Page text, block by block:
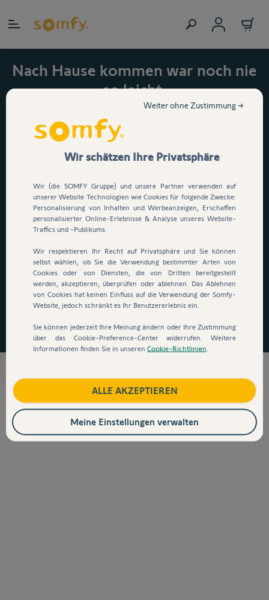
Nach Hause kommen war noch nie
so leicht.
Jetzt 15 % auf den
automatischen
Garagentorantrieb Serenia
Dein Garagentor öffnet per
Knopfdruck, App oder
Sprachsteuerung
durchfahren, ganz ohne
auszusteigen!*
Wir schätzen Ihre Privatsphäre
Wir (die SOMFY Gruppe) und unsere Partner verwenden auf
unserer Website Technologien wie Cookies für folgende Zwecke:
Personalisierung von Inhalten und Werbeanzeigen, Erschaffen
personalisierter Online-Erlebnisse & Analyse unseres Website-
Traffics und -Publikums.
Wir respektieren Ihr Recht auf Privatsphäre und Sie können
selbst wählen, ob Sie die Verwendung bestimmter Arten von
Cookies oder von Diensten, die von Dritten bereitgestellt
werden, akzeptieren, überprüfen oder ablehnen. Das Ablehnen
von Cookies hat keinen Einfluss auf die Verwendung der Somfy-
Website, jedoch schränkt es Ihr Benutzererlebnis ein.
Sie können jederzeit Ihre Meinung ändern oder Ihre Zustimmung
über das Cookie-Preference-Center widerrufen. Weitere
Informationen finden Sie in unseren Cookie-Richtlinien
Weiter ohne Zustimmung →
ALLE AKZEPTIEREN
Meine Einstellungen verwalten